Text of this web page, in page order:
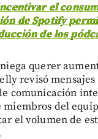
el
de Spotify
de los
querer
revisó
comunicación
miembros del
el volumen de